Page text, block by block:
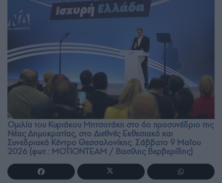
Ομιλία του Κυριάκου Μητσοτάκη στο 6ο προσυνέδριο της
Νέας Δημοκρατίας, στο Διεθνές Εκθεσιακό και
Συνεδριακό Κέντρο Θεσσαλονίκης. Σάββατο 9 Μαΐου
2026 (φωτ.: ΜOTIONTEAM / Βασίλης Βερβερίδης)